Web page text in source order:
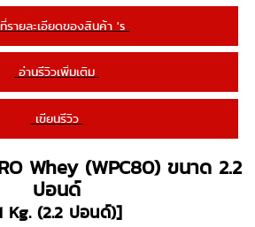
รายละเอียดของสินค้า 's
อ่านรีวิวเพิ่มเติม
เขียนรีวิว
Whey (WPC80) ขนาด 2.2
ปอนด์
Kg. (2.2 ปอนด์)]